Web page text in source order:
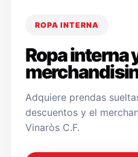
ROPA INTERNA
Ropa interna
Adquiere prendas
descuentos y el
Vinaròs C.F.